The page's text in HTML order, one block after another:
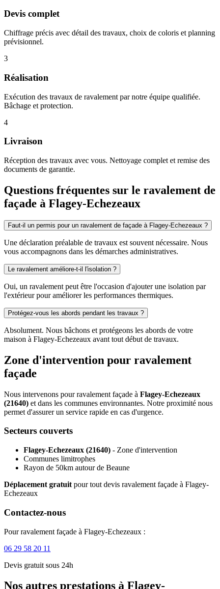
Devis complet
Chiffrage précis avec détail des travaux, choix de coloris et planning
prévisionnel.
3
Réalisation
Exécution des travaux de ravalement par notre équipe qualifiée.
Bâchage et protection.
4
Livraison
Réception des travaux avec vous. Nettoyage complet et remise des
documents de garantie.
Questions fréquentes sur le ravalement de
façade à Flagey-Echezeaux
Faut-il un permis pour un ravalement de façade à Flagey-Echezeaux ?
Une déclaration préalable de travaux est souvent nécessaire. Nous
vous accompagnons dans les démarches administratives.
Le ravalement améliore-t-il l'isolation ?
Oui, un ravalement peut être l'occasion d'ajouter une isolation par
l'extérieur pour améliorer les performances thermiques.
Protégez-vous les abords pendant les travaux ?
Absolument. Nous bâchons et protégeons les abords de votre
maison à Flagey-Echezeaux avant tout début de travaux.
Zone d'intervention pour ravalement
façade
Nous intervenons pour ravalement façade à Flagey-Echezeaux
(21640) et dans les communes environnantes. Notre proximité nous
permet d'assurer un service rapide en cas d'urgence.
Secteurs couverts
Flagey-Echezeaux (21640) - Zone d'intervention
Communes limitrophes
Rayon de 50km autour de Beaune
Déplacement gratuit pour tout devis ravalement façade à Flagey-
Echezeaux
Contactez-nous
Pour ravalement façade à Flagey-Echezeaux :
06 29 58 20 11
Devis gratuit sous 24h
Nos autres prestations à Flagey-